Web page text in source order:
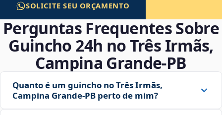
SOLICITE SEU ORÇAMENTO
Perguntas Frequentes Sobre
Guincho 24h no Três Irmãs,
Campina Grande‑PB
Quanto é um guincho no Três Irmãs,
Campina Grande‑PB perto de mim?